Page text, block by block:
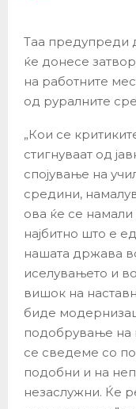
Таа предупреди
ќе донесе
на работните
од руралните
„Кои се
стигнуваат од
спојување на
средини,
ова ќе се намали
најбитно што е
нашата држава
иселувањето и
вишок на
биде
подобрување на
се сведеме со
подобни и на
незаслужни. Ќе